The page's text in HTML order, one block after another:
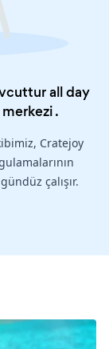
all day
.
Cratejoy
çalışır.